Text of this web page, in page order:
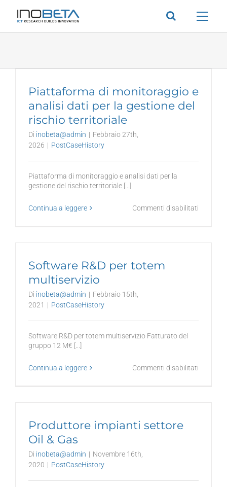
contenuto
Piattaforma di monitoraggio e
analisi dati per la gestione del
rischio territoriale
Di inobeta@admin | Febbraio 27th,
2026 | PostCaseHistory
Piattaforma di monitoraggio e analisi dati per la
gestione del rischio territoriale [...]
Continua a leggere Commenti disabilitati
Software R&D per totem
multiservizio
Di inobeta@admin | Febbraio 15th,
2021 | PostCaseHistory
Software R&D per totem multiservizio Fatturato del
gruppo 12 M€ [...]
Continua a leggere Commenti disabilitati
Produttore impianti settore
Oil & Gas
Di inobeta@admin | Novembre 16th,
2020 | PostCaseHistory